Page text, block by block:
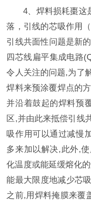
4、焊料损耗棗这
落，引线的芯吸作用
引线共面性问题是新
四芯线扁平集成电路
令人关注的问题,为了
焊料来预涂覆焊点的
并沿着鼓起的焊料预
区,并由此来抵偿引线
吸作用可以通过减慢
多来加以解决,此外,
化温度或能延缓熔化
能最大限度地减少芯
之前,用焊料掩膜来覆